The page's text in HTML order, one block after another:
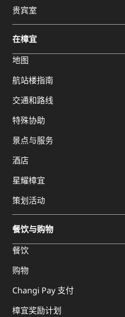
贵宾室
在樟宜
地图
航站楼指南
交通和路线
特殊协助
景点与服务
酒店
星耀樟宜
策划活动
餐饮与购物
餐饮
购物
Changi Pay 支付
樟宜奖励计划